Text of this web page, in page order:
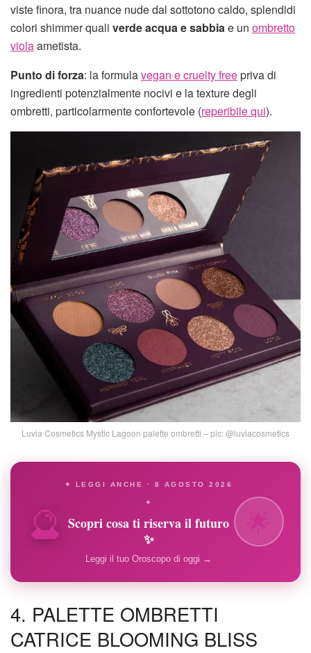
viste finora, tra nuance nude dal sottotono caldo, splendidi
colori shimmer quali verde acqua e sabbiae un ombretto
violaametista.
Punto di forza: la formulavegan e cruelty freepriva di
ingredienti potenzialmente nocivi e la texture degli
ombretti, particolarmente confortevole (reperibile qui).
Luvia Cosmetics Mystic Lagoon palette ombretti – pic: @luviacosmetics
🔮
✦ LEGGI ANCHE · 8 AGOSTO 2026
✦
Scopri cosa ti riserva il futuro
✨
Leggi il tuo Oroscopo di oggi →
4. PALETTE OMBRETTI
CATRICE BLOOMING BLISS